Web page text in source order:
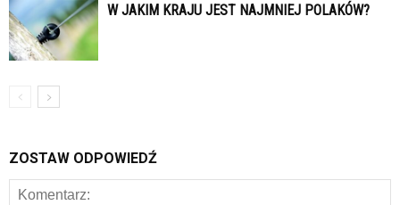
W JAKIM KRAJU JEST NAJMNIEJ POLAKÓW?
ZOSTAW ODPOWIEDŹ